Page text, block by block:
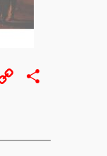
Copy